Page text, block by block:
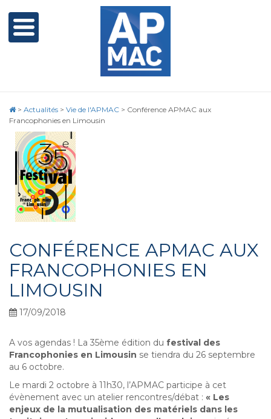
> Actualités > Vie de l'APMAC > Conférence APMAC aux
Francophonies en Limousin
CONFÉRENCE APMAC AUX
FRANCOPHONIES EN
LIMOUSIN
17/09/2018
A vos agendas ! La 35ème édition du festival des
Francophonies en Limousin se tiendra du 26 septembre
au 6 octobre.
Le mardi 2 octobre à 11h30, l’APMAC participe à cet
évènement avec un atelier rencontres/débat : « Les
enjeux de la mutualisation des matériels dans les